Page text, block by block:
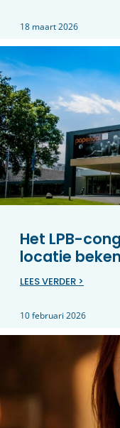
18 maart 2026
Het LPB-
locatie
LEES VERDER >
10 februari 2026